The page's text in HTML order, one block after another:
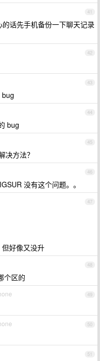
41
话先手机备份一下聊天记录
42
43
bug
44
bug
45
决方法？
46
没有这个问题。。
47
好像又没升
48
个区的
49
50
51